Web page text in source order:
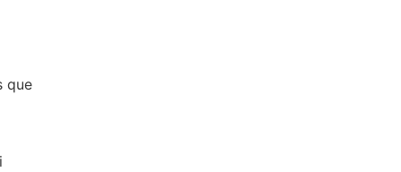
que